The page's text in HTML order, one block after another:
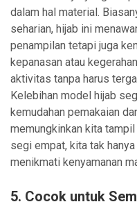
dalam hal material.
seharian, hijab ini
penampilan tetapi juga
kepanasan atau
aktivitas tanpa harus
Kelebihan model hijab
kemudahan pemakaian
memungkinkan kita
segi empat, kita tak
menikmati kenyamanan
5. Cocok untuk